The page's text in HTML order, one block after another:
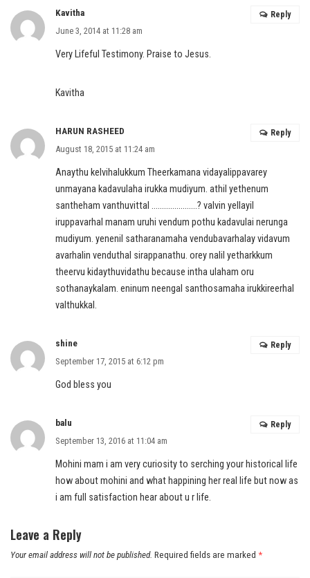
Kavitha
June 3, 2014 at 11:28 am
Very Lifeful Testimony. Praise to Jesus.
Kavitha
Reply
HARUN RASHEED
August 18, 2015 at 11:24 am
Anaythu kelvihalukkum Theerkamana vidayalippavarey
unmayana kadavulaha irukka mudiyum. athil yethenum
santheham vanthuvittal ………………….? valvin yellayil
iruppavarhal manam uruhi vendum pothu kadavulai nerunga
mudiyum. yenenil satharanamaha vendubavarhalay vidavum
avarhalin venduthal sirappanathu. orey nalil yetharkkum
theervu kidaythuvidathu because intha ulaham oru
sothanaykalam. eninum neengal santhosamaha irukkireerhal
valthukkal.
Reply
shine
September 17, 2015 at 6:12 pm
God bless you
Reply
balu
September 13, 2016 at 11:04 am
Mohini mam i am very curiosity to serching your historical life
how about mohini and what happining her real life but now as
i am full satisfaction hear about u r life.
Reply
Leave a Reply
Your email address will not be published. Required fields are marked *